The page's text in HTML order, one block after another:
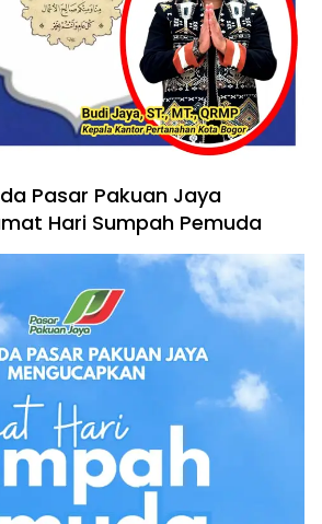
Pasar Pakuan Jaya
Hari Sumpah Pemuda